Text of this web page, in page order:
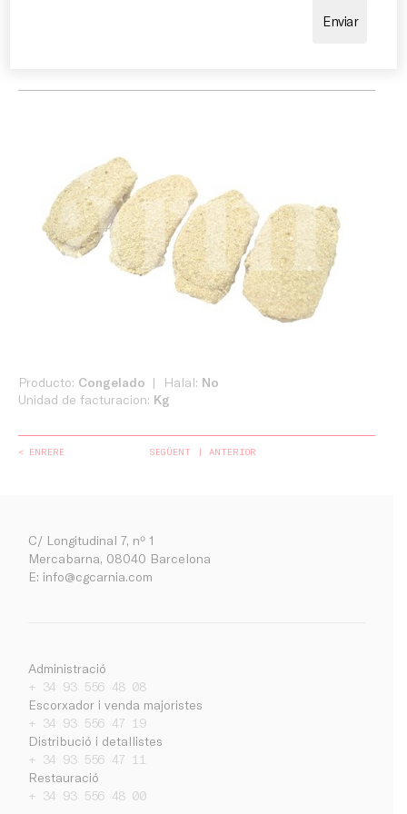
Empresa
Treballa amb nosaltres
Contacte
Notícies
Producto: Congelado Halal: No
Unidad de facturacion: Kg
< ENRERE SEGÜENT ANTERIOR
C/ Longitudinal 7, nº 1
Mercabarna, 08040 Barcelona
E: info@cgcarnia.com
Administració
+ 34 93 556 48 08
Escorxador i venda majoristes
+ 34 93 556 47 19
Distribució i detallistes
+ 34 93 556 47 11
Restauració
+ 34 93 556 48 00